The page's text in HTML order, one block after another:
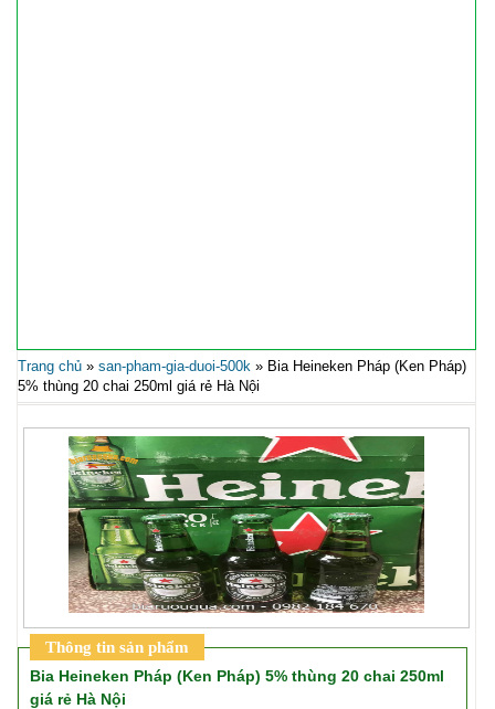
Trang chủ» san-pham-gia-duoi-500k» Bia Heineken Pháp (Ken Pháp)
5% thùng 20 chai 250ml giá rẻ Hà Nội
Thông tin sản phẩm
Bia Heineken Pháp (Ken Pháp) 5% thùng 20 chai 250ml
giá rẻ Hà Nội